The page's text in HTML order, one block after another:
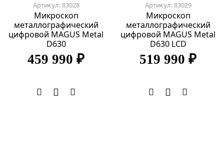
Артикул: 83028
Микроскоп
металлографический
цифровой MAGUS Metal
D630
459 990 ₽
Артикул: 83029
Микроскоп
металлографический
цифровой MAGUS Metal
D630 LCD
519 990 ₽